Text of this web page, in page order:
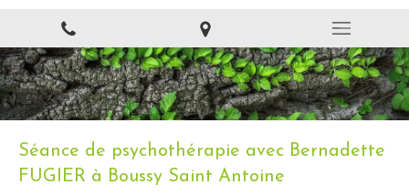
Séance de psychothérapie avec Bernadette
FUGIER à Boussy Saint Antoine